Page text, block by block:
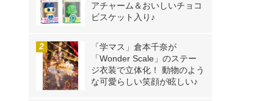
アチャーム＆おいしいチョコ
ビスケット入り♪
「学マス」倉本千奈が
「Wonder Scale」のステー
ジ衣装で立体化！ 動物のよう
な可愛らしい笑顔が眩しい♪